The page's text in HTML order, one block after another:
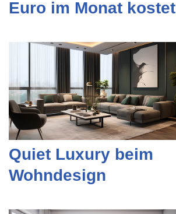
Euro im Monat kostet
Quiet Luxury beim
Wohndesign